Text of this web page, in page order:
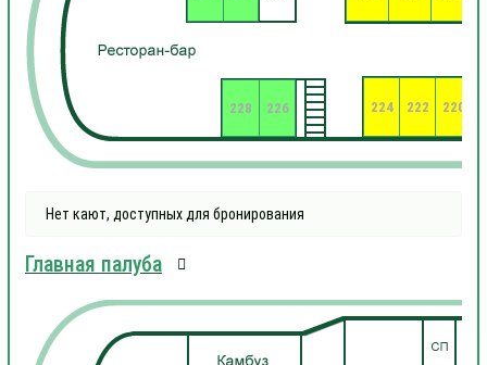
220
222
224
226
228
Нет кают, доступных для бронирования
Главная палуба